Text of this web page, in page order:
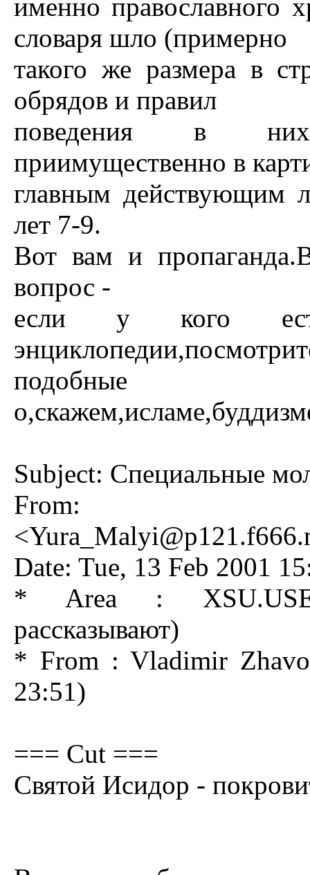
именно православного
словаря шло (примерно
такого же размера в
обрядов и правил
поведения в
приимущественно в
главным действующим
лет 7-9.
Вот вам и
вопрос -
если у кого
Subject: Специальные
From:
<
Date: Tue, 13 Feb 2001
* Area :
рассказывают)
* From : Vladimir
23:51)
=== Cut ===
Святой Исидор -